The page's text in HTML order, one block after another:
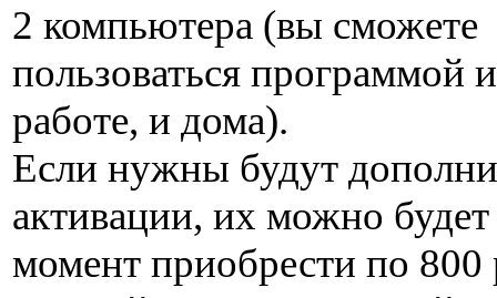
2 компьютера (вы сможете
пользоваться программой
работе, и дома).
Если нужны будут
активации, их можно
момент приобрести по 800